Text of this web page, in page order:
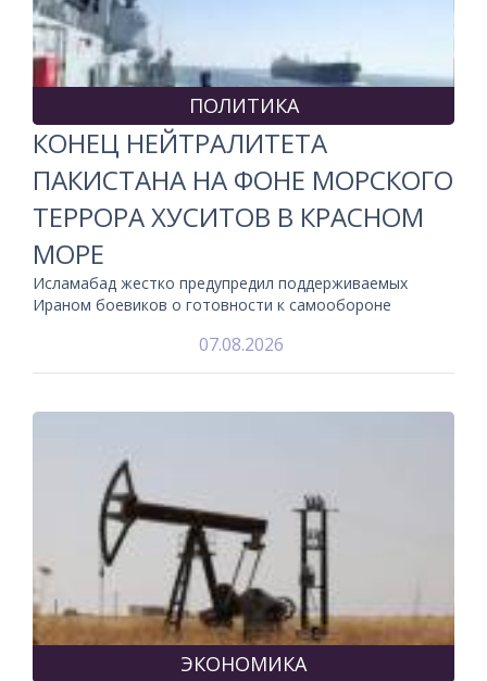
ПОЛИТИКА
КОНЕЦ НЕЙТРАЛИТЕТА
ПАКИСТАНА НА ФОНЕ МОРСКОГО
ТЕРРОРА ХУСИТОВ В КРАСНОМ
МОРЕ
Исламабад жестко предупредил поддерживаемых
Ираном боевиков о готовности к самообороне
07.08.2026
ЭКОНОМИКА